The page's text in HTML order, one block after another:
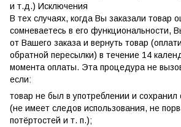
и т.д.) Исключения
В тех случаях, когда Вы заказали товар
сомневаетесь в его функциональности,
от Вашего заказа и вернуть товар
обратной пересылки) в течение 14
момента оплаты. Эта процедура не
если:
товар не был в употреблении и сохранил
(не имеет следов использования, не
потёртостей и т. п.);